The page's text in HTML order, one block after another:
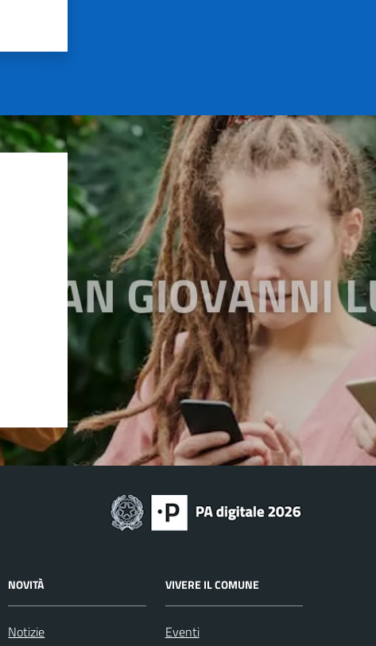
NOVITÀ
Notizie
VIVERE IL COMUNE
Eventi